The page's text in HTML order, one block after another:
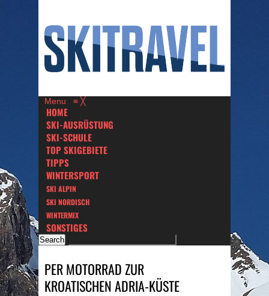
Menu ≡ ╳
HOME
SKI-AUSRÜSTUNG
SKI-SCHULE
TOP SKIGEBIETE
TIPPS
WINTERSPORT
SKI ALPIN
SKI NORDISCH
WINTERMIX
SONSTIGES
PER MOTORRAD ZUR
KROATISCHEN ADRIA-KÜSTE